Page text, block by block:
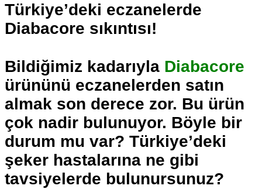
Türkiye’deki eczanelerde
Diabacore sıkıntısı!
Bildiğimiz kadarıyla Diabacore
ürününü eczanelerden satın
almak son derece zor. Bu ürün
çok nadir bulunuyor. Böyle bir
durum mu var? Türkiye’deki
şeker hastalarına ne gibi
tavsiyelerde bulunursunuz?